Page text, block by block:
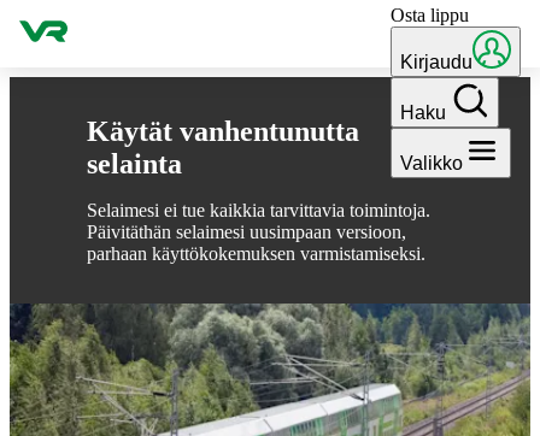
Käytät vanhentunutta
selainta
Selaimesi ei tue kaikkia tarvittavia toimintoja.
Päivitäthän selaimesi uusimpaan versioon,
parhaan käyttökokemuksen varmistamiseksi.
Hyppää sisältöön Osta lippu
Kirjaudu
Haku
Valikko